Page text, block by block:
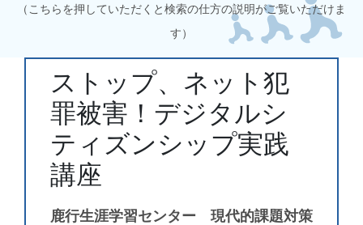
（こちらを押していただくと検索の仕方の説明がご覧いただけま
す）
ストップ、ネット犯
罪被害！デジタルシ
ティズンシップ実践
講座
鹿行生涯学習センター 現代的課題対策